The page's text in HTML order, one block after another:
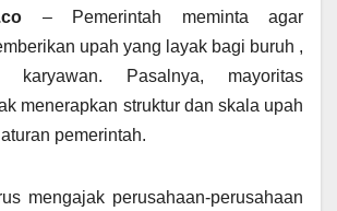
– Pemerintah meminta agar
upah yang layak bagi buruh ,
karyawan. Pasalnya, mayoritas
menerapkan struktur dan skala upah
pemerintah.
mengajak perusahaan-perusahaan